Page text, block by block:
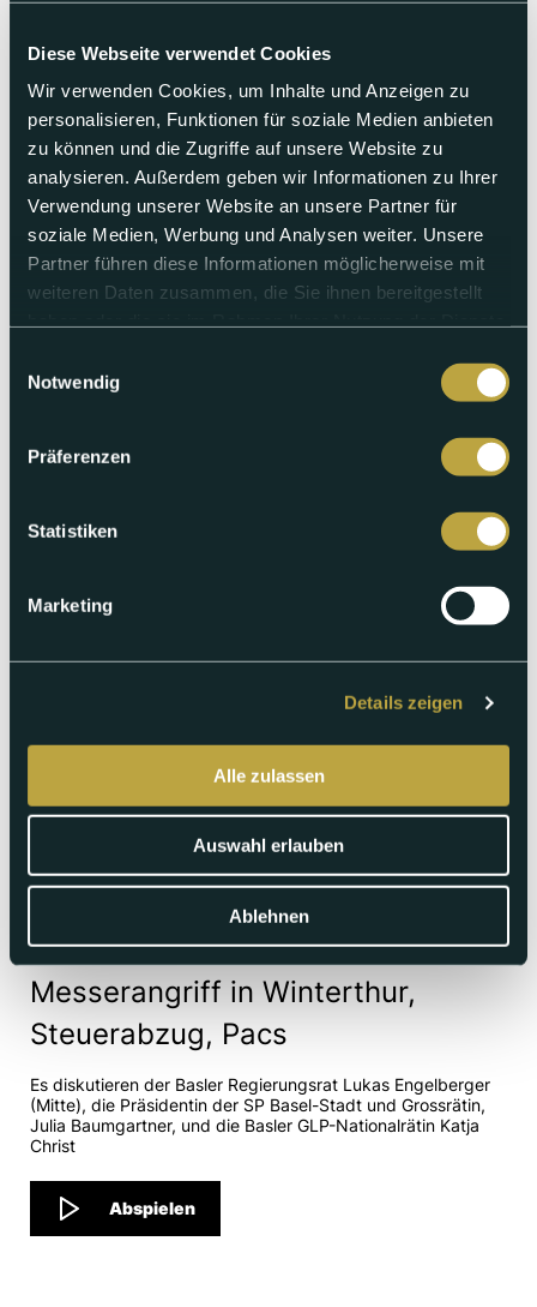
Diese Webseite verwendet Cookies
Wir verwenden Cookies, um Inhalte und Anzeigen zu
personalisieren, Funktionen für soziale Medien anbieten
zu können und die Zugriffe auf unsere Website zu
analysieren. Außerdem geben wir Informationen zu Ihrer
Verwendung unserer Website an unsere Partner für
soziale Medien, Werbung und Analysen weiter. Unsere
Partner führen diese Informationen möglicherweise mit
weiteren Daten zusammen, die Sie ihnen bereitgestellt
Notwendig
Präferenzen
Statistiken
Marketing
Details zeigen
Alle zulassen
Auswahl erlauben
Ablehnen
Sonntag 07.06.2026
US-Zölle, Uni Basel,
Es diskutieren der Baselbieter Regierungsrat Markus
Unternehmensberater und Ex-Diplomat Thomas Borer.
Sonntag 31.05.2026
Messerangriff in Winterthur,
Steuerabzug, Pacs
Es diskutieren der Basler Regierungsrat Lukas Engelberger
(Mitte), die Präsidentin der SP Basel-Stadt und Grossrätin,
Julia Baumgartner, und die Basler GLP-Nationalrätin Katja
Christ
Abspielen